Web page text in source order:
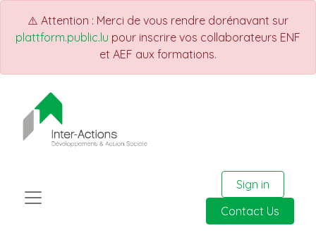
⚠️ Attention : Merci de vous rendre dorénavant sur
plattform.public.lu pour inscrire vos collaborateurs ENF
et AEF aux formations.
Sign in
Contact Us